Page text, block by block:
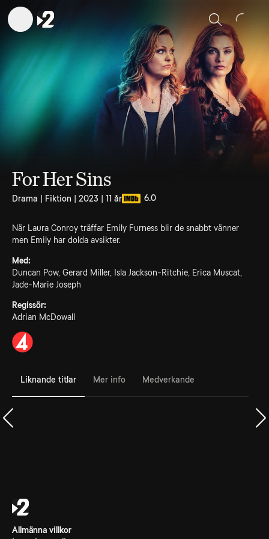
Sök
For Her Sins
Drama | Fiktion | 2023 | 11 år 6.0
När Laura Conroy träffar Emily Furness blir de snabbt vänner
men Emily har dolda avsikter.
Med:
Duncan Pow, Gerard Miller, Isla Jackson-Ritchie, Erica Muscat,
Jade-Marie Joseph
Regissör:
Adrian McDowall
Liknande titlar Mer info Medverkande
Allmänna villkor